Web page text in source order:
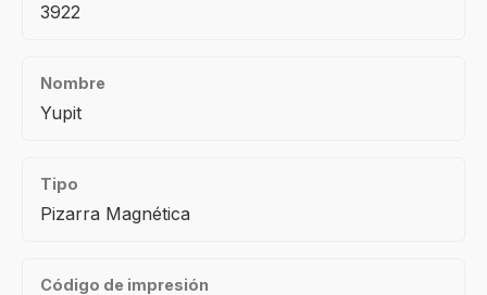
3922
Nombre
Yupit
Tipo
Pizarra Magnética
Código de impresión